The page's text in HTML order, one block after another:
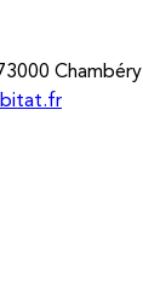
Chambéry